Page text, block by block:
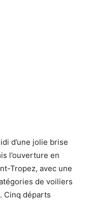
d’une jolie brise
l’ouverture en
Tropez, avec une
de voiliers
Cinq départs